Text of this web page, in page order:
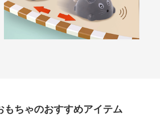
もちゃのおすすめアイテム